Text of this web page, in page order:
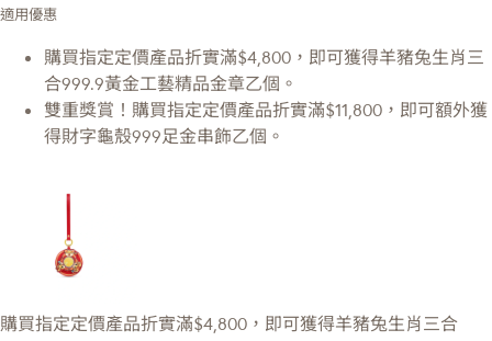
適用優惠
購買指定定價產品折實滿$4,800，即可獲得羊豬兔生肖三
合999.9黃金工藝精品金章乙個。
雙重獎賞！購買指定定價產品折實滿$11,800，即可額外獲
得財字龜殼999足金串飾乙個。
購買指定定價產品折實滿$4,800，即可獲得羊豬兔生肖三合